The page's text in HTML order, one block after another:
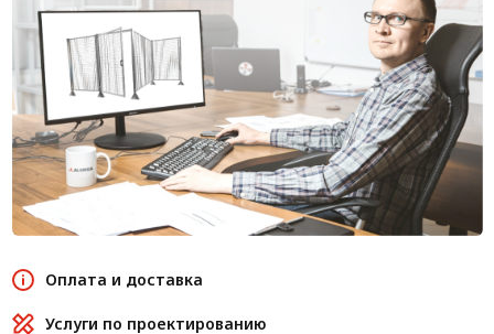
Оплата и доставка
Услуги по проектированию